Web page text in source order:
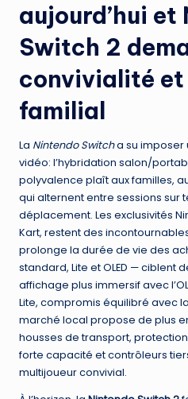
aujourd’hui et
Switch 2
convivialité
familial
La Nintendo Switcha su imposer
vidéo: l’hybridation salon/
polyvalence plaît aux familles,
qui alternent entre sessions sur
déplacement. Les exclusivités
Kart, restent des
prolonge la durée de vie des
standard, Lite et OLED — ciblent
affichage plus immersif avec
Lite, compromis équilibré avec
marché local propose de plus
housses de transport,
forte capacité et contrôleurs
multijoueur convivial.